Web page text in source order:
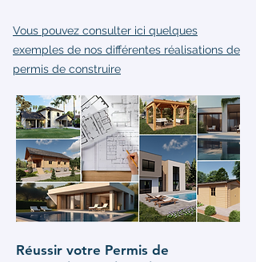
Vous pouvez consulter ici quelques
exemples de nos différentes réalisations de
permis de construire
Réussir votre Permis de